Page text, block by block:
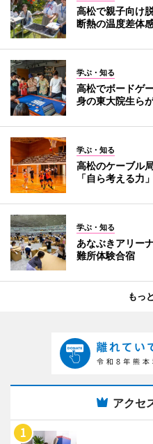
高松で親子向け
断熱の温度差体
学ぶ・知る
高松でボードゲ
身の東大院生ら
学ぶ・知る
高松のケーブル
「自ら考える力
学ぶ・知る
あなぶきアリー
難所体験合宿
もっ
アクセ